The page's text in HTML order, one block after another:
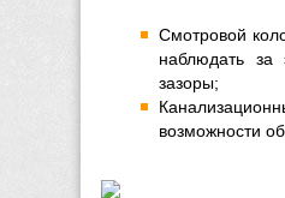
Смотровой
наблюдать
зазоры;
возможности